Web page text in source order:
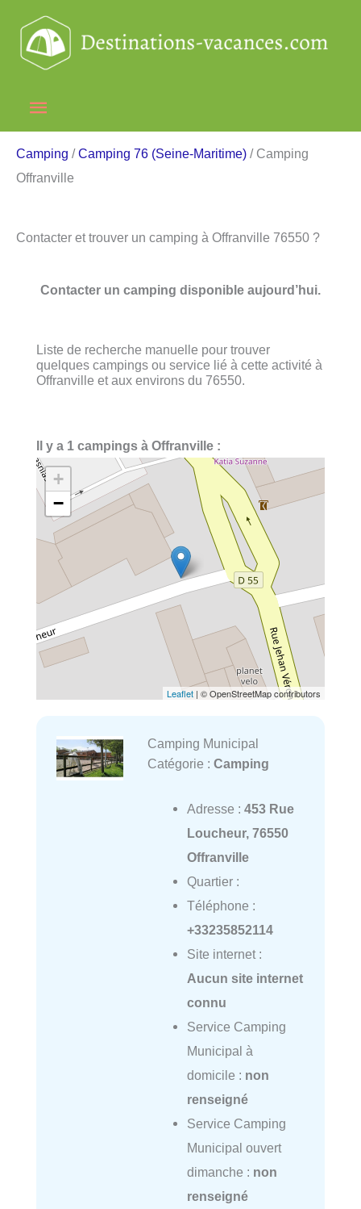
contenu
Menu
principal
Camping /Camping 76 (Seine-Maritime) / Camping
Offranville
Contacter et trouver un camping à Offranville 76550 ?
Contacter un camping disponible aujourd’hui.
Liste de recherche manuelle pour trouver
quelques campings ou service lié à cette activité à
Offranville et aux environs du 76550.
Il y a 1 campings à Offranville :
+
−
Leaflet | © OpenStreetMap contributors
Camping Municipal
Catégorie : Camping
Adresse : 453 Rue
Loucheur, 76550
Offranville
Quartier :
Téléphone :
+33235852114
Site internet :
Aucun site internet
connu
Service Camping
Municipal à
domicile : non
renseigné
Service Camping
Municipal ouvert
dimanche : non
renseigné